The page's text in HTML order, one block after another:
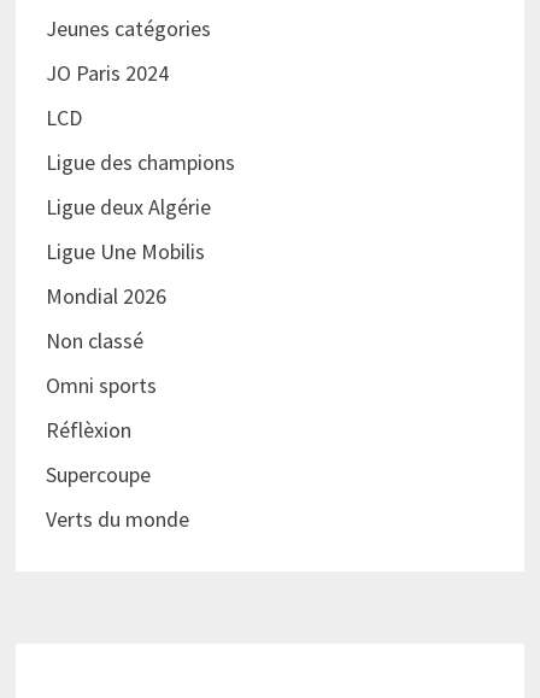
Jeunes catégories
JO Paris 2024
LCD
Ligue des champions
Ligue deux Algérie
Ligue Une Mobilis
Mondial 2026
Non classé
Omni sports
Réflèxion
Supercoupe
Verts du monde